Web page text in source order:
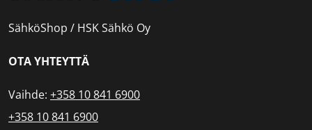
SähköShop / HSK Sähkö Oy
OTA YHTEYTTÄ
Vaihde: +358 10 841 6900
+358 10 841 6900